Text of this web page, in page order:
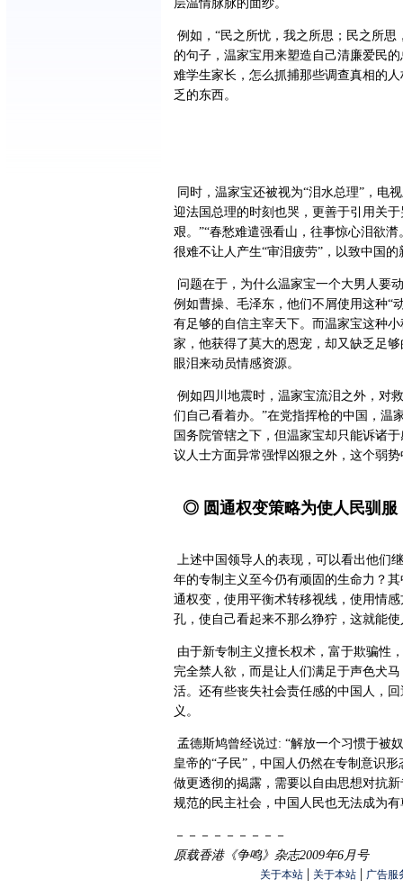
层温情脉脉的面纱。
例如，“民之所忧，我之所思；民之所
的句子，温家宝用来塑造自己清廉爱民
难学生家长，怎么抓捕那些调查真相的
乏的东西。
同时，温家宝还被视为“泪水总理”，电
迎法国总理的时刻也哭，更善于引用关
艰。”“春愁难遣强看山，往事惊心泪欲
很难不让人产生“审泪疲劳”，以致中国
问题在于，为什么温家宝一个大男人要
例如曹操、毛泽东，他们不屑使用这种“
有足够的自信主宰天下。而温家宝这种
家，他获得了莫大的恩宠，却又缺乏足
眼泪来动员情感资源。
例如四川地震时，温家宝流泪之外，对
们自己看着办。”在党指挥枪的中国，温
国务院管辖之下，但温家宝却只能诉诸
议人士方面异常强悍凶狠之外，这个弱
◎ 圆通权变策略为使人民驯服
上述中国领导人的表现，可以看出他们
年的专制主义至今仍有顽固的生命力？
通权变，使用平衡术转移视线，使用情
孔，使自己看起来不那么狰狞，这就能
由于新专制主义擅长权术，富于欺骗性
完全禁人欲，而是让人们满足于声色犬
活。还有些丧失社会责任感的中国人，
义。
孟德斯鸠曾经说过: “解放一个习惯于被
皇帝的“子民”，中国人仍然在专制意识
做更透彻的揭露，需要以自由思想对抗
规范的民主社会，中国人民也无法成为
－－－－－－－－－
原载香港《争鸣》杂志2009年6月号
关于本站 | 关于本站 | 广告服